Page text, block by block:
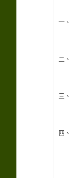
一、
二、
三、
四、